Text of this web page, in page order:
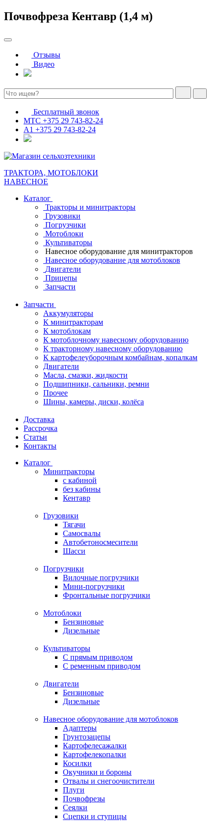
Почвофреза Кентавр (1,4 м)
Отзывы
Видео
Бесплатный звонок
МТС +375 29 743-82-24
А1 +375 29 743-82-24
ТРАКТОРА, МОТОБЛОКИ
НАВЕСНОЕ
Каталог
Тракторы и минитракторы
Грузовики
Погрузчики
Мотоблоки
Культиваторы
Навесное оборудование для минитракторов
Навесное оборудование для мотоблоков
Двигатели
Прицепы
Запчасти
Запчасти
Аккумуляторы
К минитракторам
К мотоблокам
К мотоблочному навесному оборудованию
К тракторному навесному оборудованию
К картофелеуборочным комбайнам, копалкам
Двигатели
Масла, смазки, жидкости
Подшипники, сальники, ремни
Прочее
Шины, камеры, диски, колёса
Доставка
Рассрочка
Статьи
Контакты
Каталог
Минитракторы
c кабиной
без кабины
Кентавр
Грузовики
Тягачи
Самосвалы
Автобетоносмесители
Шасси
Погрузчики
Вилочные погрузчики
Мини-погрузчики
Фронтальные погрузчики
Мотоблоки
Бензиновые
Дизельные
Культиваторы
С прямым приводом
С ременным приводом
Двигатели
Бензиновые
Дизельные
Навесное оборудование для мотоблоков
Адаптеры
Грунтозацепы
Картофелесажалки
Картофелекопалки
Косилки
Окучники и бороны
Отвалы и снегоочистители
Плуги
Почвофрезы
Сеялки
Сцепки и ступицы